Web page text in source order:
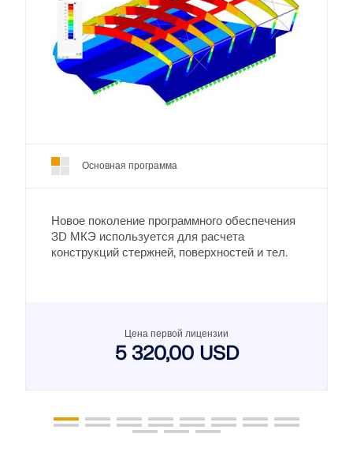
Основная программа
Новое поколение программного обеспечения
3D МКЭ используется для расчета
конструкций стержней, поверхностей и тел.
Цена первой лицензии
5 320,00 USD